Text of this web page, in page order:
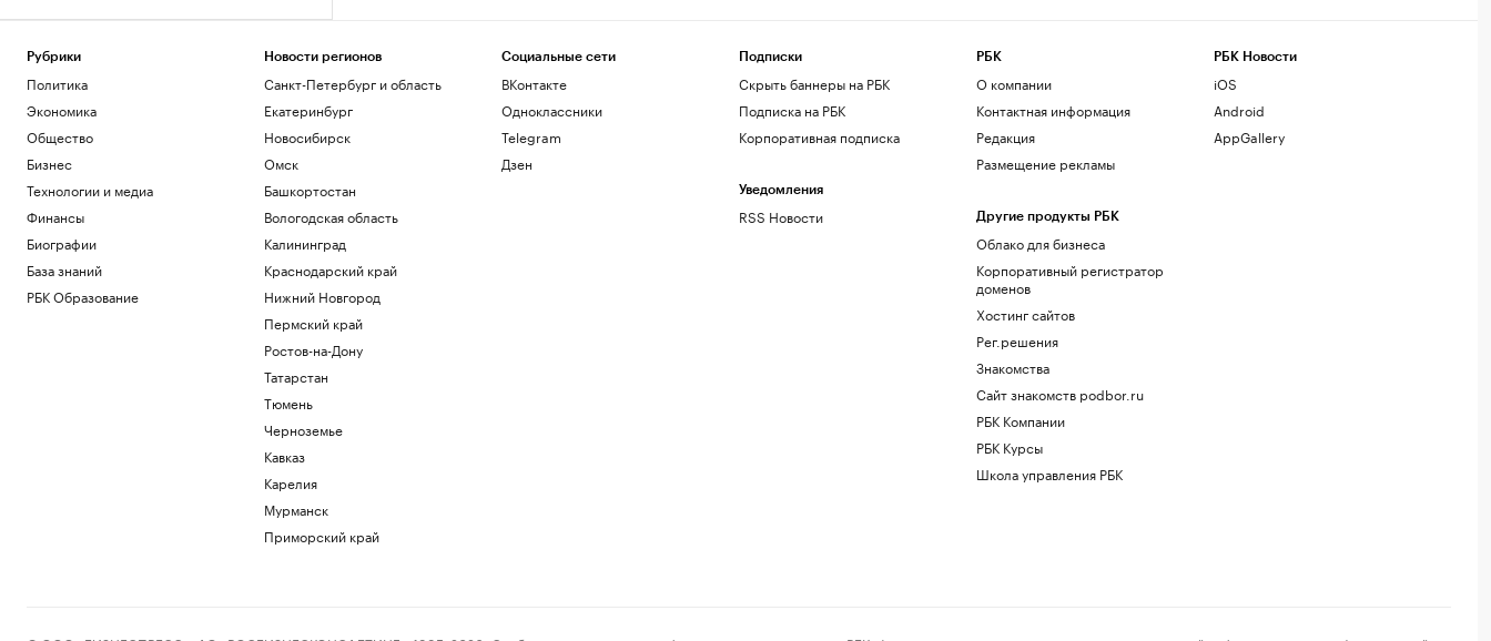
Рубрики
Политика
Экономика
Общество
Бизнес
Технологии и медиа
Финансы
Биографии
База знаний
РБК Образование
Новости регионов
Санкт-Петербург и область
Екатеринбург
Новосибирск
Омск
Башкортостан
Вологодская область
Калининград
Краснодарский край
Нижний Новгород
Пермский край
Ростов-на-Дону
Татарстан
Тюмень
Черноземье
Кавказ
Карелия
Мурманск
Приморский край
Социальные сети
ВКонтакте
Одноклассники
Telegram
Дзен
Подписки
Скрыть баннеры на РБК
Подписка на РБК
Корпоративная подписка
Уведомления
RSS Новости
РБК
О компании
Контактная информация
Редакция
Размещение рекламы
Другие продукты РБК
Облако для бизнеса
Корпоративный регистратор
доменов
Хостинг сайтов
Рег.решения
Знакомства
Сайт знакомств podbor.ru
РБК Компании
РБК Курсы
Школа управления РБК
РБК Новости
iOS
Android
AppGallery